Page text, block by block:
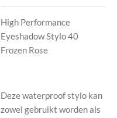
High Performance
Eyeshadow Stylo 40
Frozen Rose
Deze waterproof stylo kan
zowel gebruikt worden als